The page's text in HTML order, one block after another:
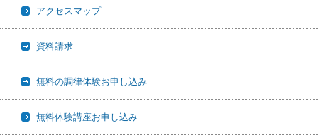
アクセスマップ
資料請求
無料の調律体験お申し込み
無料体験講座お申し込み